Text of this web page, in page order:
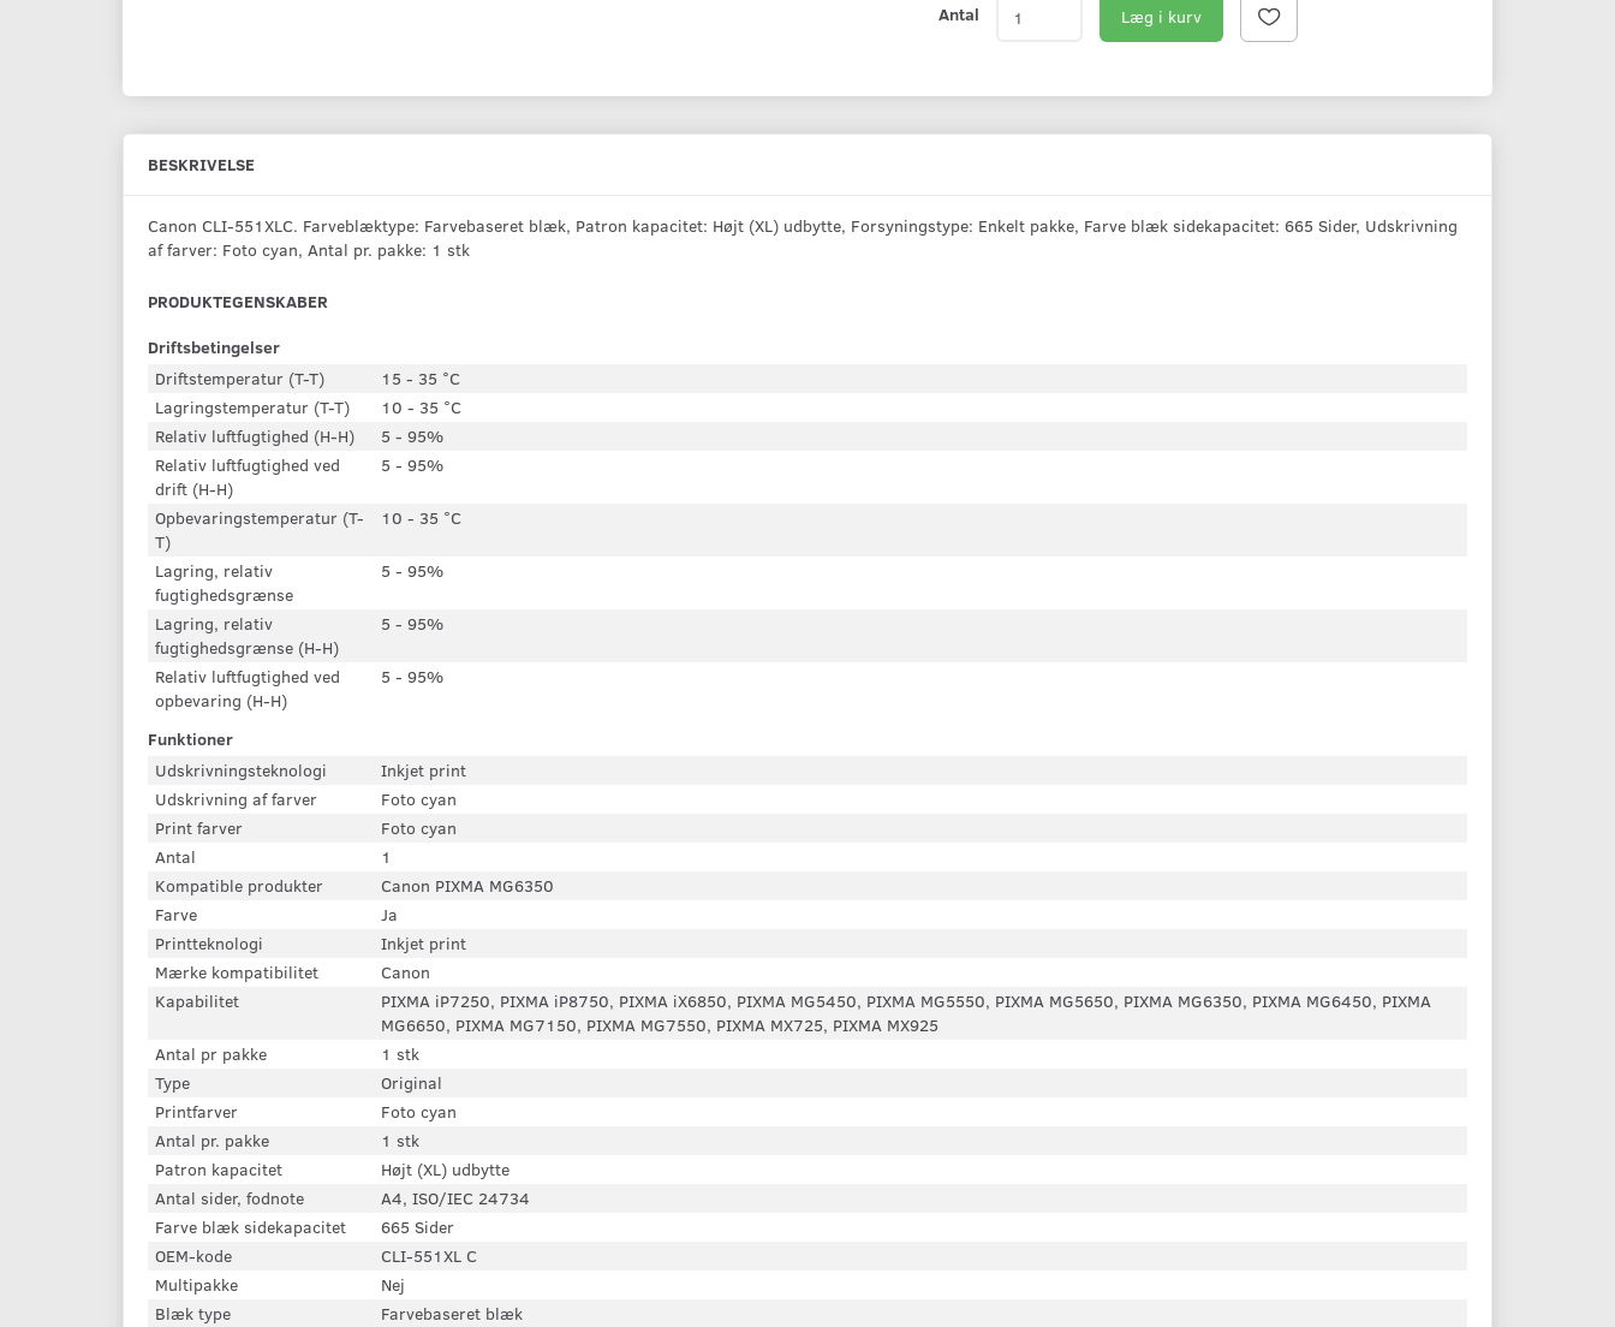
Antal Læg i kurv
BESKRIVELSE
Canon CLI-551XLC. Farveblæktype: Farvebaseret blæk, Patron kapacitet: Højt (XL) udbytte, Forsyningstype: Enkelt pakke, Farve blæk sidekapacitet: 665 Sider, Udskrivning
af farver: Foto cyan, Antal pr. pakke: 1 stk
PRODUKTEGENSKABER
Driftsbetingelser
Driftstemperatur (T-T)
15 - 35 °C
Lagringstemperatur (T-T)
10 - 35 °C
Relativ luftfugtighed (H-H)
5 - 95%
Relativ luftfugtighed ved
drift (H-H)
5 - 95%
Opbevaringstemperatur (T-
T)
10 - 35 °C
Lagring, relativ
fugtighedsgrænse
5 - 95%
Lagring, relativ
fugtighedsgrænse (H-H)
5 - 95%
Relativ luftfugtighed ved
opbevaring (H-H)
5 - 95%
Funktioner
Udskrivningsteknologi
Inkjet print
Udskrivning af farver
Foto cyan
Print farver
Foto cyan
Antal
1
Kompatible produkter
Canon PIXMA MG6350
Farve
Ja
Printteknologi
Inkjet print
Mærke kompatibilitet
Canon
Kapabilitet
PIXMA iP7250, PIXMA iP8750, PIXMA iX6850, PIXMA MG5450, PIXMA MG5550, PIXMA MG5650, PIXMA MG6350, PIXMA MG6450, PIXMA
MG6650, PIXMA MG7150, PIXMA MG7550, PIXMA MX725, PIXMA MX925
Antal pr pakke
1 stk
Type
Original
Printfarver
Foto cyan
Antal pr. pakke
1 stk
Patron kapacitet
Højt (XL) udbytte
Antal sider, fodnote
A4, ISO/IEC 24734
Farve blæk sidekapacitet
665 Sider
OEM-kode
CLI-551XL C
Multipakke
Nej
Blæk type
Farvebaseret blæk